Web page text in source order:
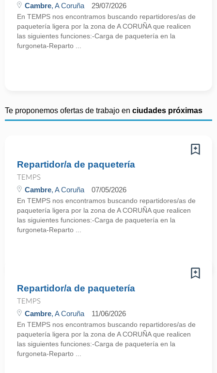
Cambre, A Coruña 29/07/2026
En TEMPS nos encontramos buscando repartidores/as de
paquetería ligera por la zona de A CORUÑA que realicen
las siguientes funciones:-Carga de paquetería en la
furgoneta-Reparto ...
Te proponemos ofertas de trabajo en ciudades próximas
Repartidor/a de paquetería
TEMPS
Cambre, A Coruña 07/05/2026
En TEMPS nos encontramos buscando repartidores/as de
paquetería ligera por la zona de A CORUÑA que realicen
las siguientes funciones:-Carga de paquetería en la
furgoneta-Reparto ...
Repartidor/a de paquetería
TEMPS
Cambre, A Coruña 11/06/2026
En TEMPS nos encontramos buscando repartidores/as de
paquetería ligera por la zona de A CORUÑA que realicen
las siguientes funciones:-Carga de paquetería en la
furgoneta-Reparto ...